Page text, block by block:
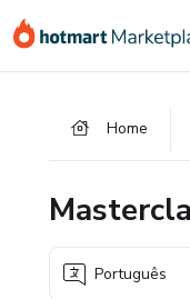
para
para
para
Home
Português